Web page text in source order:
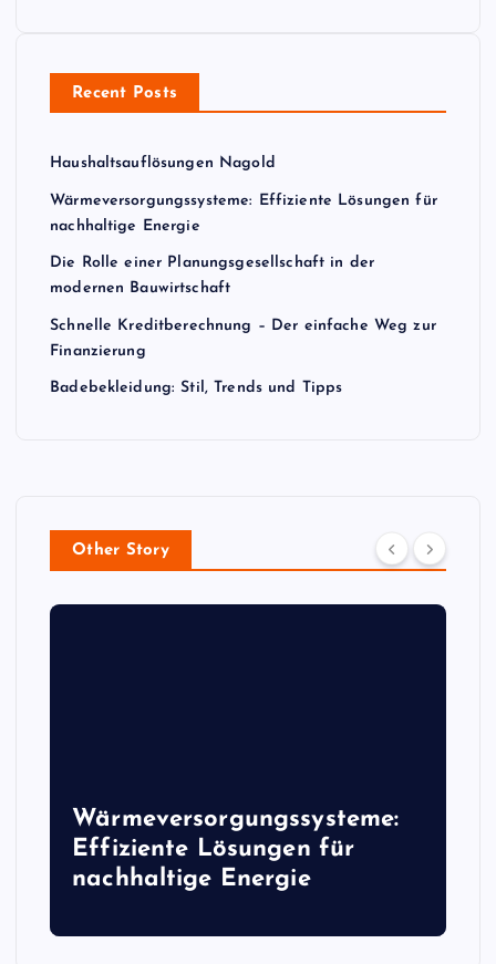
Recent Posts
Haushaltsauflösungen Nagold
Wärmeversorgungssysteme: Effiziente Lösungen für
nachhaltige Energie
Die Rolle einer Planungsgesellschaft in der
modernen Bauwirtschaft
Schnelle Kreditberechnung – Der einfache Weg zur
Finanzierung
Badebekleidung: Stil, Trends und Tipps
Other Story
Wärmeversorgungssysteme:
Effiziente Lösungen für
nachhaltige Energie